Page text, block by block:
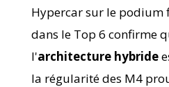
Hypercar sur le podium
dans le Top 6 confirme
l'architecture hybride
la régularité des M4